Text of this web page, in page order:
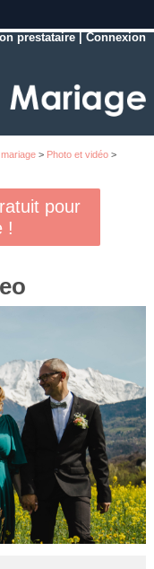
prestataire |Connexion
> Photo et vidéo>
pour
!